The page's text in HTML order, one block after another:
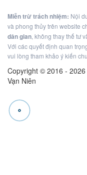
Miễn trừ trách nhiệm: Nội
và phong thủy trên website
dân gian, không thay thế tư
Với các quyết định quan
vui lòng tham khảo ý kiến
Copyright © 2016 - 2026
Vạn Niên